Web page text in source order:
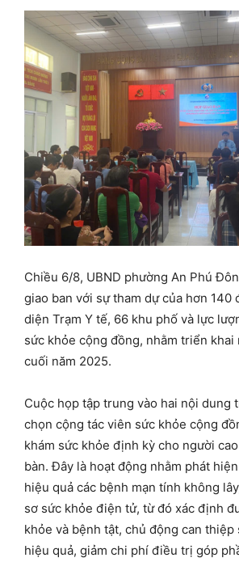
Chiều 6/8, UBND phường An Phú
giao ban với sự tham dự của hơn 140
diện Trạm Y tế, 66 khu phố và lực
sức khỏe cộng đồng, nhằm triển khai
cuối năm 2025.
Cuộc họp tập trung vào hai nội dung
chọn cộng tác viên sức khỏe cộng
khám sức khỏe định kỳ cho người
bàn. Đây là hoạt động nhằm phát
hiệu quả các bệnh mạn tính không
sơ sức khỏe điện tử, từ đó xác định
khỏe và bệnh tật, chủ động can thiệp
hiệu quả, giảm chi phí điều trị góp